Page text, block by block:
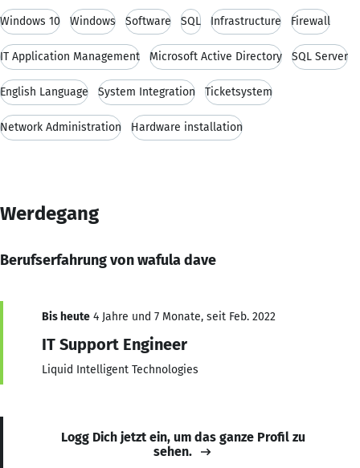
Windows 10 Windows Software SQL Infrastructure Firewall
IT Application Management Microsoft Active Directory SQL Server
English Language System Integration Ticketsystem
Network Administration Hardware installation
Werdegang
Berufserfahrung von wafula dave
Bis heute 4 Jahre und 7 Monate, seit Feb. 2022
IT Support Engineer
Liquid Intelligent Technologies
Logg Dich jetzt ein, um das ganze Profil zu
sehen.